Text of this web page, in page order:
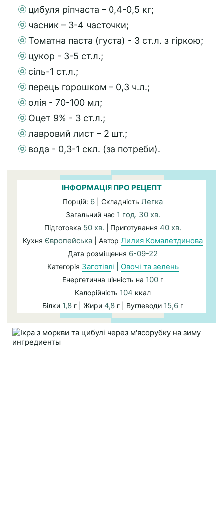
цибуля ріпчаста – 0,4-0,5 кг;
часник – 3-4 часточки;
Томатна паста (густа) - 3 ст.л. з гіркою;
цукор - 3-5 ст.л.;
сіль-1 ст.л.;
перець горошком – 0,3 ч.л.;
олія - 70-100 мл;
Оцет 9% - 3 ст.л.;
лавровий лист – 2 шт.;
вода - 0,3-1 скл. (за потреби).
ІНФОРМАЦІЯ ПРО РЕЦЕПТ
Порцій: 6 | Складність Легка
Загальний час 1 год. 30 хв.
Підготовка 50 хв. | Приготування 40 хв.
Кухня Європейська | Автор Лилия Комалетдинова
Дата розміщення 6-09-22
Категорія Заготівлі Овочі та зелень
Енергетична цінність на 100 г
Калорійність 104 ккал
Білки 1,8 г | Жири 4,8 г | Вуглеводи 15,6 г